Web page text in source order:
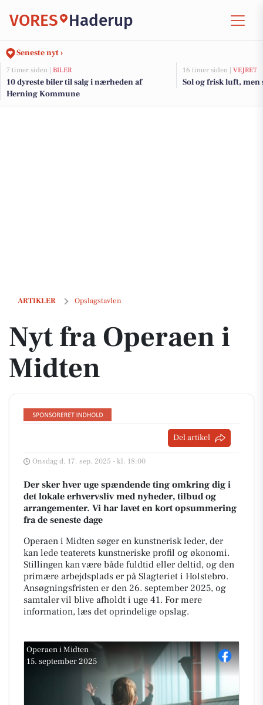
VORES Haderup
Seneste nyt ›
7 timer siden | BILER
10 dyreste biler til salg i nærheden af
Herning Kommune
16 timer siden | VEJRET
Sol og frisk luft, men
ARTIKLER Opslagstavlen
Nyt fra Operaen i Midten
Nyt fra Operaen i
Midten
Del artikel
Onsdag d. 17. sep. 2025 - kl. 18:00
Der sker hver uge spændende ting omkring dig i
det lokale erhvervsliv med nyheder, tilbud og
arrangementer. Vi har lavet en kort opsummering
fra de seneste dage
Operaen i Midten søger en kunstnerisk leder, der
kan lede teaterets kunstneriske profil og økonomi.
Stillingen kan være både fuldtid eller deltid, og den
primære arbejdsplads er på Slagteriet i Holstebro.
Ansøgningsfristen er den 26. september 2025, og
samtaler vil blive afholdt i uge 41. For mere
information, læs det oprindelige opslag.
Operaen i Midten
15. september 2025